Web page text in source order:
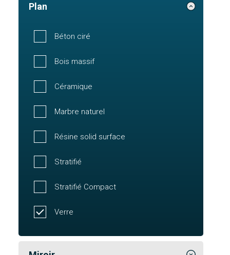
Plan
Béton ciré
Bois massif
Céramique
Marbre naturel
Résine solid surface
Stratifié
Stratifié Compact
Verre